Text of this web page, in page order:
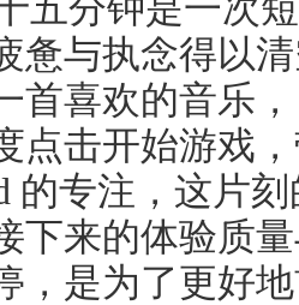
惫与执念得以
首喜欢的音乐
点击开始游戏
的专注，这片
下来的体验质
，是为了更好